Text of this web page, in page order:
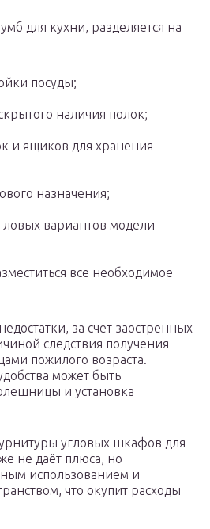
для кухни, разделяется на
посуды;
наличия полок;
и ящиков для хранения
назначения;
вариантов модели
все необходимое
за счет заостренных
следствия получения
пожилого возраста.
может быть
и установка
угловых шкафов для
не даёт плюса, но
использованием и
что окупит расходы